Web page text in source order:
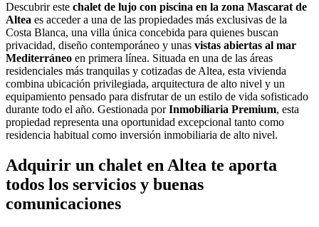
Descubrir este chalet de lujo con piscina en la zona Mascarat de
Altea es acceder a una de las propiedades más exclusivas de la
Costa Blanca, una villa única concebida para quienes buscan
privacidad, diseño contemporáneo y unas vistas abiertas al mar
Mediterráneo en primera línea. Situada en una de las áreas
residenciales más tranquilas y cotizadas de Altea, esta vivienda
combina ubicación privilegiada, arquitectura de alto nivel y un
equipamiento pensado para disfrutar de un estilo de vida sofisticado
durante todo el año. Gestionada porInmobiliaria Premium, esta
propiedad representa una oportunidad excepcional tanto como
residencia habitual como inversión inmobiliaria de alto nivel.
Adquirir un chalet en Altea te aporta
todos los servicios y buenas
comunicaciones